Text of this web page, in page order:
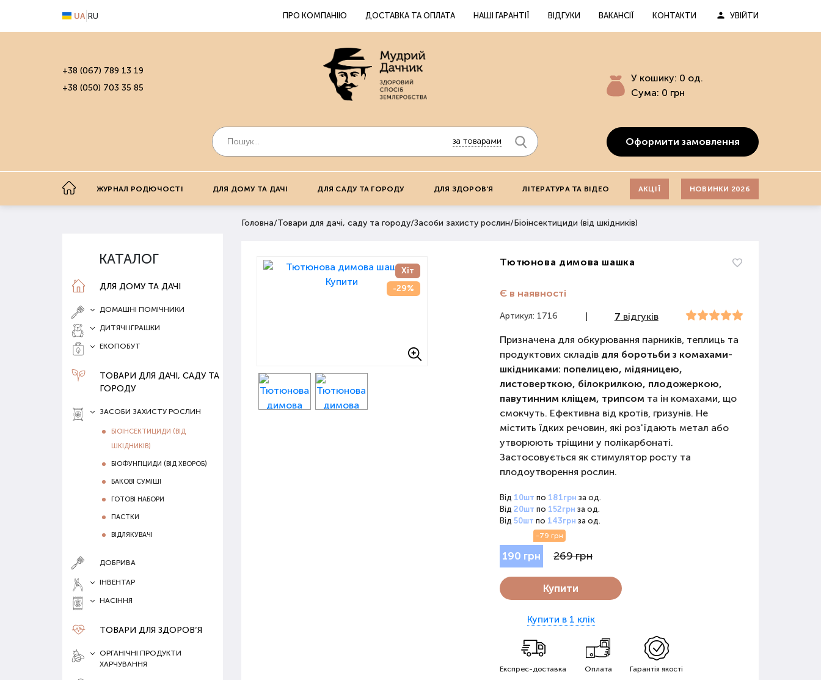
UA RU ПРО КОМПАНІЮ ДОСТАВКА ТА ОПЛАТА НАШІ ГАРАНТІЇ ВІДГУКИ ВАКАНСІЇ КОНТАКТИ УВІЙТИ
+38 (067) 789 13 19
+38 (050) 703 35 85
за товарами
У кошику: 0 од.
Сума: 0 грн
Оформити замовлення
ЖУРНАЛ РОДЮЧОСТІ ДЛЯ ДОМУ ТА ДАЧІ ДЛЯ САДУ ТА ГОРОДУ ДЛЯ ЗДОРОВ'Я ЛІТЕРАТУРА ТА ВІДЕО АКЦІЇ НОВИНКИ 2026
КАТАЛОГ
ДЛЯ ДОМУ ТА ДАЧІ
ДОМАШНІ ПОМІЧНИКИ
ДИТЯЧІ ІГРАШКИ
ЕКОПОБУТ
ТОВАРИ ДЛЯ ДАЧІ, САДУ ТА
ГОРОДУ
ЗАСОБИ ЗАХИСТУ РОСЛИН
БІОІНСЕКТИЦИДИ (ВІД
ШКІДНИКІВ)
БІОФУНГІЦИДИ (ВІД ХВОРОБ)
БАКОВІ СУМІШІ
ГОТОВІ НАБОРИ
ПАСТКИ
ВІДЛЯКУВАЧІ
ДОБРИВА
ІНВЕНТАР
НАСІННЯ
ТОВАРИ ДЛЯ ЗДОРОВ‘Я
ОРГАНІЧНІ ПРОДУКТИ
ХАРЧУВАННЯ
Головна/Товари для дачі, саду та городу/Засоби захисту рослин/Біоінсектициди (від шкідників)
Хіт
-29%
Тютюнова димова шашка
Є в наявності
Артикул: 1716 | 7 відгуків
Призначена для обкурювання парників, теплиць та
продуктових складів для боротьби з комахами-
шкідниками: попелицею, мідяницею,
листоверткою, білокрилкою, плодожеркою,
павутинним кліщем, трипсом та ін комахами, що
смокчуть. Ефективна від кротів, гризунів. Не
містить їдких речовин, які роз'їдають метал або
утворюють тріщини у полікарбонаті.
Застосовується як стимулятор росту та
плодоутворення рослин.
Від 10шт по 181грн за од.
Від20шт по 152грн за од.
Від50шт по 143грн за од.
190 грн
-79 грн
269 грн
Купити
Купити в 1 клік
Експрес-доставка Оплата Гарантія якості